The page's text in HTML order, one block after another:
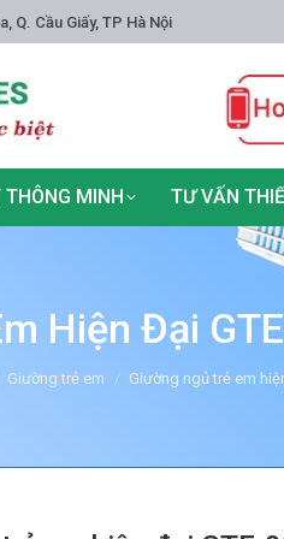
Q. Cầu Giấy, TP Hà Nội
THÔNG MINH TƯ VẤN
Hiện Đại
Giường trẻ em Giường ngủ trẻ em